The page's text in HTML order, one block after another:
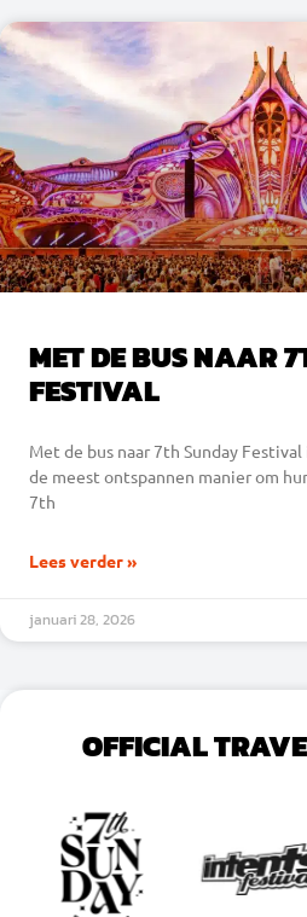
MET DE BUS NAAR
FESTIVAL
Met de bus naar 7th Sunday
de meest ontspannen manier om
7th
Lees verder »
januari 28, 2026
OFFICIAL